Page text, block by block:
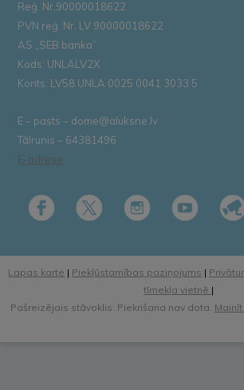
Reģ. Nr.90000018622
PVN reģ. Nr. LV 90000018622
AS „SEB banka”
Kods: UNLALV2X
Konts: LV58 UNLA 0025 0041 3033 5
E – pasts – dome@aluksne.lv
Tālrunis – 64381496
E-adrese
Lapas karte | Piekļūstamības paziņojums |
tīmekļa vietnē |
Pašreizējais stāvoklis: Piekrišana nav dota.